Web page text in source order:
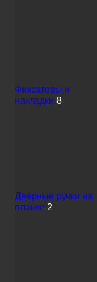
Фиксаторы и
накладки 8
Дверные ручки на
планке 2